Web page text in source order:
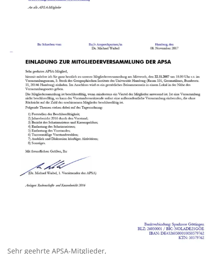
Sehr geehrte APSA-Mitglieder,